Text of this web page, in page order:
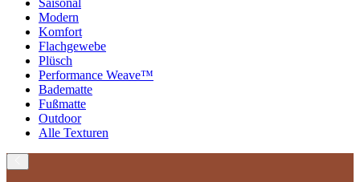
Saisonal
Modern
Komfort
Flachgewebe
Plüsch
Performance Weave™
Badematte
Fußmatte
Outdoor
Alle Texturen